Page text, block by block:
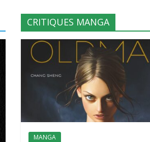
CRITIQUES MANGA
MANGA